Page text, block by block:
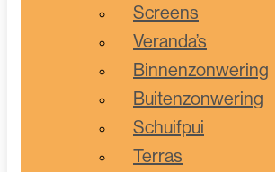
Screens
Veranda’s
Binnenzonwering
Buitenzonwering
Schuifpui
Terras